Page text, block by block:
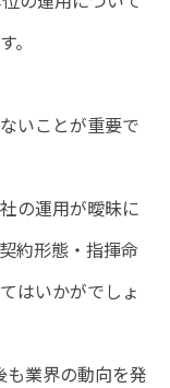
。
いことが重要で
の運用が曖昧に
約形態・指揮命
はいかがでしょ
も業界の動向を発